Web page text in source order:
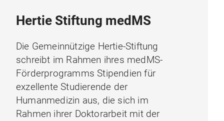
Hertie Stiftung medMS
Die Gemeinnützige Hertie-Stiftung
schreibt im Rahmen ihres medMS-
Förderprogramms Stipendien für
exzellente Studierende der
Humanmedizin aus, die sich im
Rahmen ihrer Doktorarbeit mit der